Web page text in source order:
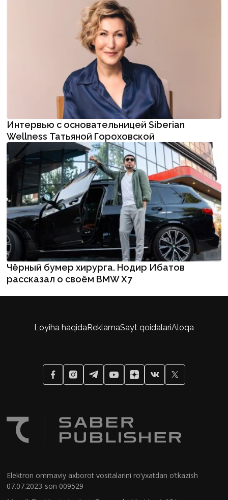
Интервью с основательницей Siberian
Wellness Татьяной Гороховской
Чёрный бумер хирурга. Нодир Ибатов
рассказал о своём BMW X7
Elektron ommaviy axborot vositalarini ro‘yxatdan o‘tkazish
07.07.2023-son 009529
Loyiha haqidaReklamaSayt qoidalariAloqa